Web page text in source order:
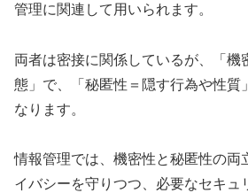
管理に関連して用いられます。
両者は密接に関係しているが、「機
態」で、「秘匿性＝隠す行為や性質
なります。
情報管理では、機密性と秘匿性の両
イバシーを守りつつ、必要なセキュ